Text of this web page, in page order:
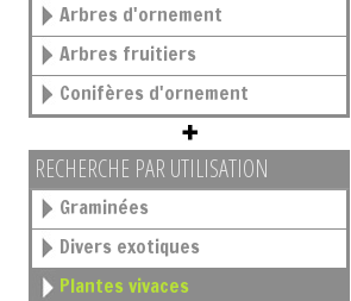
Arbres d'ornement
Arbres fruitiers
Conifères d'ornement
RECHERCHE PAR UTILISATION
Graminées
Divers exotiques
Plantes vivaces